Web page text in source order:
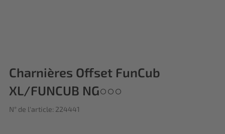
Charnières Offset FunCub
XL/FUNCUB NG○○○
N° de l'article: 224441